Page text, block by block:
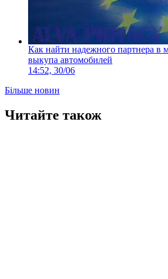
Как найти надежного партнера в
выкупа автомобилей
14:52, 30/06
Більше новин
Читайте також